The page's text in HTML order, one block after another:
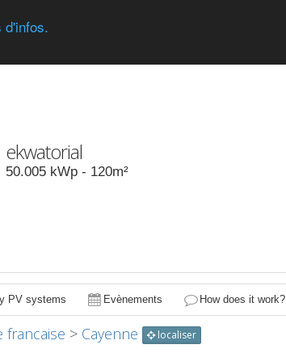
d'infos.
ekwatorial
50.005 kWp - 120m²
PV systems Evènements How does it work?
francaise > Cayenne localiser